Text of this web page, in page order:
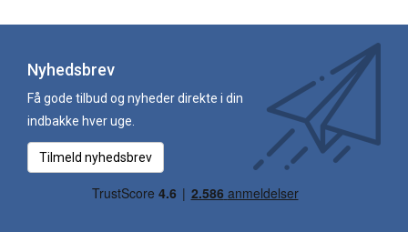
Nyhedsbrev
Få gode tilbud og nyheder direkte i din
indbakke hver uge.
Tilmeld nyhedsbrev